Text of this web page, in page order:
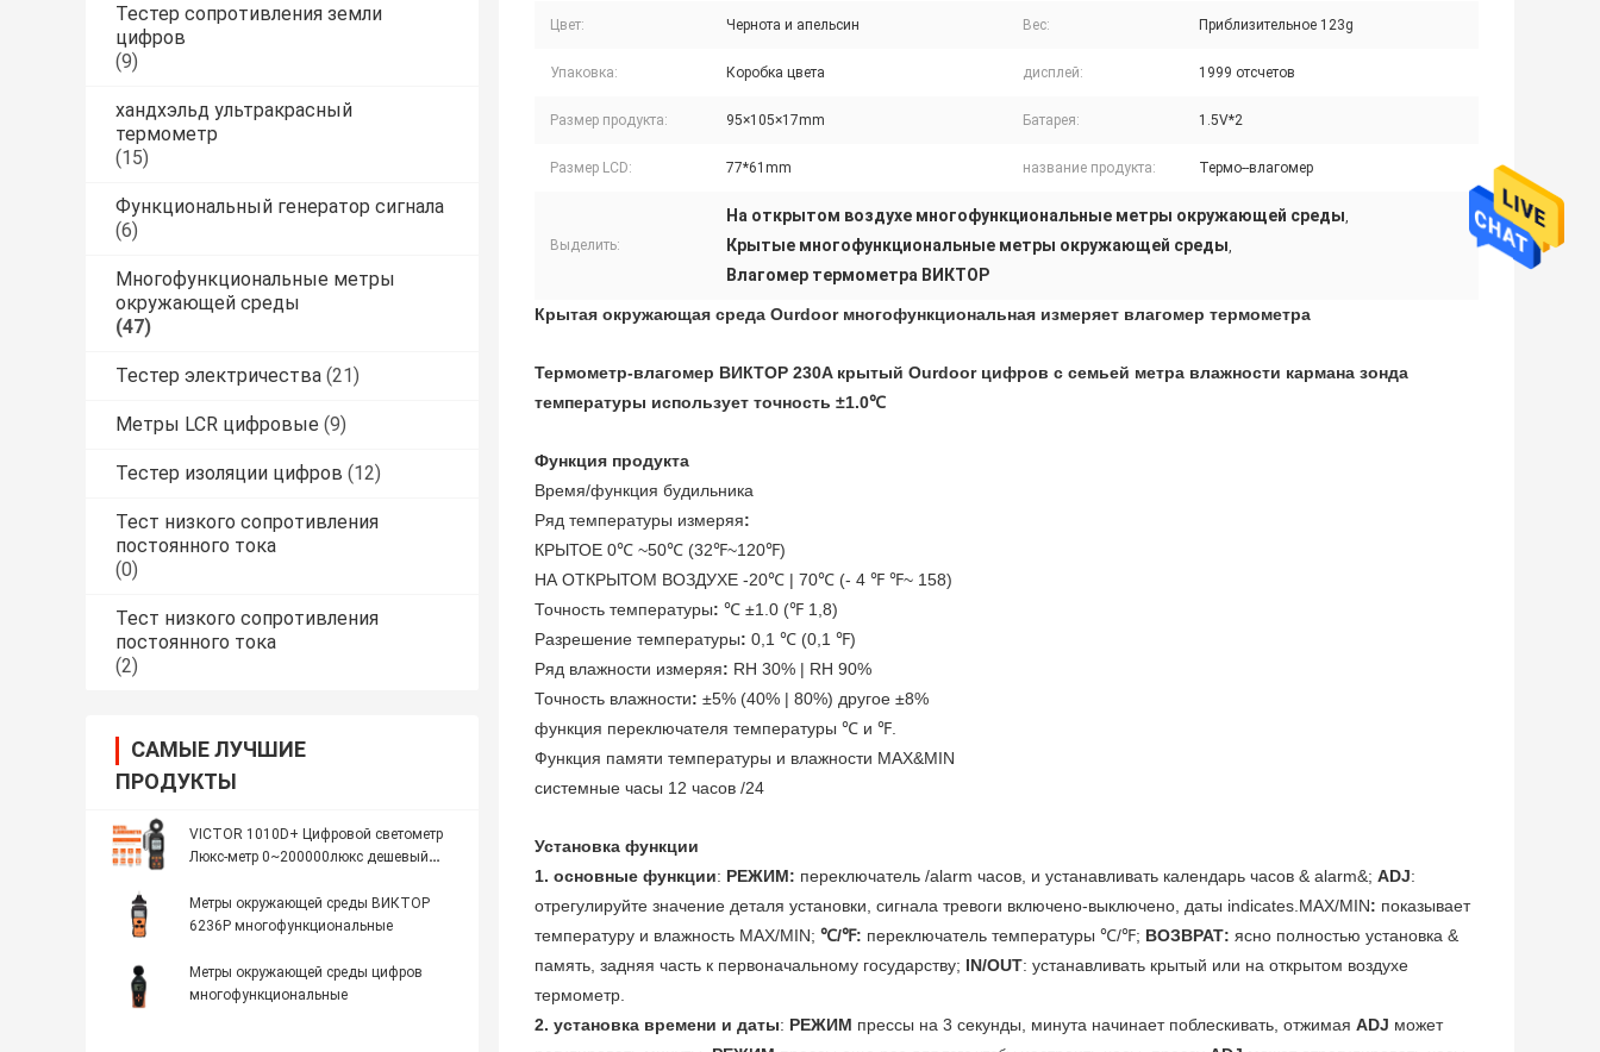
Тестер сопротивления земли
цифров
(9)
хандхэльд ультракрасный
термометр
(15)
Функциональный генератор сигнала
(6)
Многофункциональные метры
окружающей среды
(47)
Тестер электричества (21)
Метры LCR цифровые (9)
Тестер изоляции цифров (12)
Тест низкого сопротивления
постоянного тока
(0)
Тест низкого сопротивления
постоянного тока
(2)
САМЫЕ ЛУЧШИЕ
ПРОДУКТЫ
VICTOR 1010D+ Цифровой светометр
Люкс-метр 0~200000люкс дешевый
светодиодов
Метры окружающей среды ВИКТОР
6236P многофункциональные
Метры окружающей среды цифров
многофункциональные
Цвет: Чернота и апельсин Вес: Приблизительное 123g
Упаковка: Коробка цвета дисплей: 1999 отсчетов
Размер продукта: 95×105×17mm Батарея: 1.5V*2
Размер LCD: 77*61mm название продукта: Термо--влагомер
Выделить:
На открытом воздухе многофункциональные метры окружающей среды
Крытые многофункциональные метры окружающей среды
Влагомер термометра ВИКТОР
Крытая окружающая среда Ourdoor многофункциональная измеряет влагомер термометра
Термометр-влагомер ВИКТОР 230A крытый Ourdoor цифров с семьей метра влажности кармана зонда
температуры использует точность ±1.0℃
Функция продукта
Время/функция будильника
Ряд температуры измеряя:
КРЫТОЕ 0℃ ~50℃ (32℉~120℉)
НА ОТКРЫТОМ ВОЗДУХЕ -20℃ | 70℃ (- 4 ℉ ℉~ 158)
Точность температуры: ℃ ±1.0 (℉ 1,8)
Разрешение температуры: 0,1 ℃ (0,1 ℉)
Ряд влажности измеряя: RH 30% | RH 90%
Точность влажности: ±5% (40% | 80%) другое ±8%
функция переключателя температуры ℃ и ℉.
Функция памяти температуры и влажности MAX&MIN
системные часы 12 часов /24
Установка функции
1. основные функции: РЕЖИМ: переключатель /alarm часов, и устанавливать календарь часов & alarm&; ADJ:
отрегулируйте значение деталя установки, сигнала тревоги включено-выключено, даты indicates.MAX/MIN: показывает
температуру и влажность MAX/MIN; ℃/℉: переключатель температуры ℃/℉; ВОЗВРАТ: ясно полностью установка &
память, задняя часть к первоначальному государству; IN/OUT: устанавливать крытый или на открытом воздухе
термометр.
2. установка времени и даты: РЕЖИМ прессы на 3 секунды, минута начинает поблескивать, отжимая ADJ может